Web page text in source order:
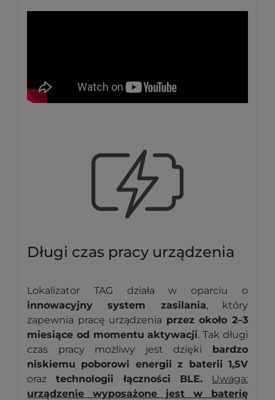
Długi czas pracy urządzenia
Lokalizator TAG działa w oparciu o
innowacyjny system zasilania, który
zapewnia pracę urządzenia przez około 2–3
miesiące od momentu aktywacji. Tak długi
czas pracy możliwy jest dzięki bardzo
niskiemu poborowi energii z baterii 1,5V
oraz technologii łączności BLE.
Uwaga:
urządzenie wyposażone jest w baterię